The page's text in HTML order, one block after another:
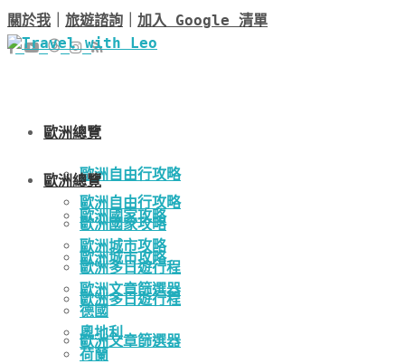
關於我 旅遊諮詢 加入 Google 清單
歐洲總覽
歐洲自由行攻略
歐洲國家攻略
歐洲城市攻略
歐洲多日遊行程
歐洲文章篩選器
歐洲總覽
歐洲自由行攻略
歐洲國家攻略
歐洲城市攻略
歐洲多日遊行程
歐洲文章篩選器
德國
奧地利
荷蘭